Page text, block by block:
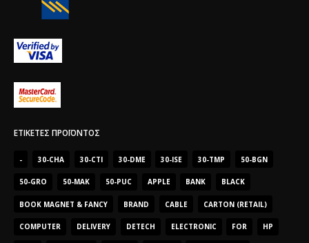
ΕΤΙΚΈΤΕΣ ΠΡΟΪΌΝΤΟΣ
- 30-CHA 30-CTI 30-DME 30-ISE 30-TMP 50-BGN
50-GRO 50-MAK 50-PUC APPLE BANK BLACK
BOOK MAGNET & FANCY BRAND CABLE CARTON (RETAIL)
COMPUTER DELIVERY DETECH ELECTRONIC FOR HP